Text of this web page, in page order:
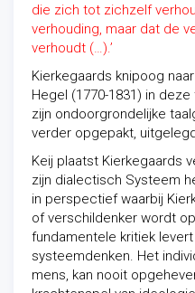
die zich tot zichzelf
verhouding, maar dat de
verhoudt (…).’
Kierkegaards knipoog
Hegel (1770-1831) in
zijn ondoorgrondelijke
verder opgepakt,
Keij plaatst Kierkegaards
zijn dialectisch Systeem
in perspectief waarbij
of verschildenker wordt
fundamentele kritiek
systeemdenken. Het
mens, kan nooit